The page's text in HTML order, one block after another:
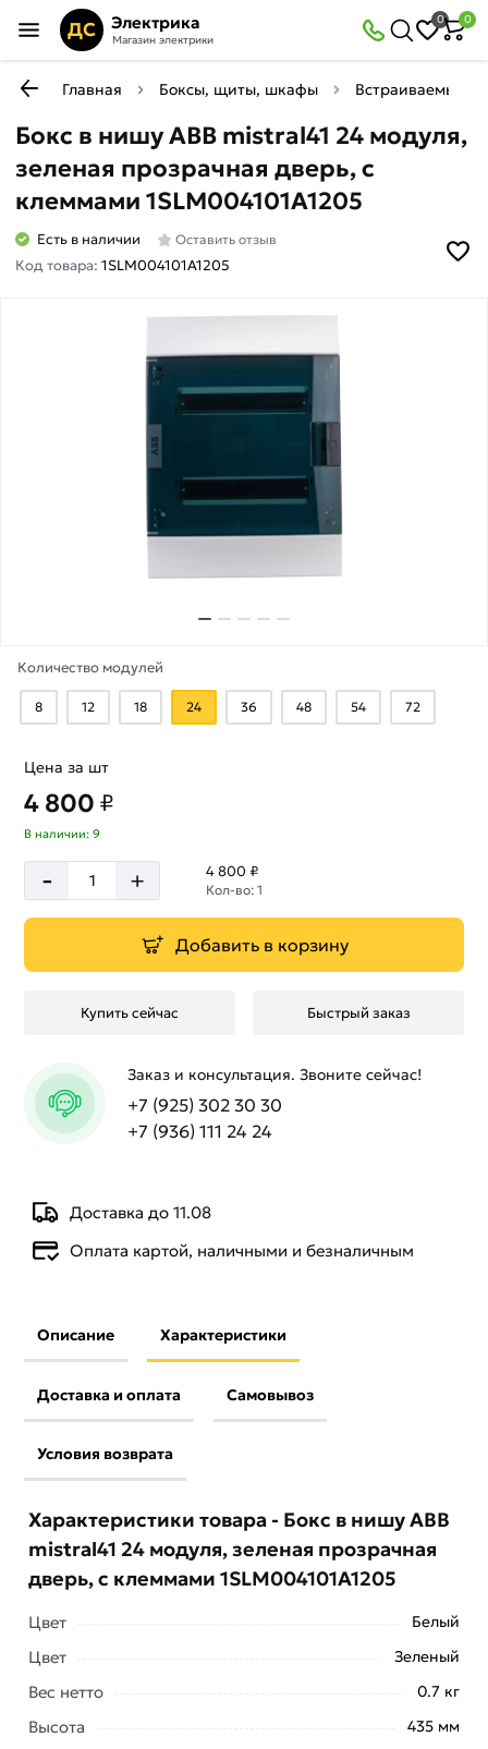
ДС Электрика
Магазин электрики
0 0
Главная Боксы, щиты, шкафы Встраиваемые
Бокс в нишу ABB mistral41 24 модуля,
зеленая прозрачная дверь, c
клеммами 1SLM004101A1205
Есть в наличии Оставить отзыв
Код товара:1SLM004101A1205
Количество модулей
8 12 18 24 36 48 54 72
Доставка до 11.08
Оплата картой, наличными и безналичным
Цена за шт
4 800 ₽
В наличии: 9
- + 4 800 ₽
Кол-во: 1
Добавить в корзину
Купить сейчас Быстрый заказ
Заказ и консультация. Звоните сейчас!
+7 (925) 302 30 30
+7 (936) 111 24 24
Описание Характеристики
Доставка и оплата Самовывоз
Условия возврата
Характеристики товара - Бокс в нишу ABB
mistral41 24 модуля, зеленая прозрачная
дверь, c клеммами 1SLM004101A1205
Цвет Белый
Цвет Зеленый
Вес нетто 0.7 кг
Высота 435 мм